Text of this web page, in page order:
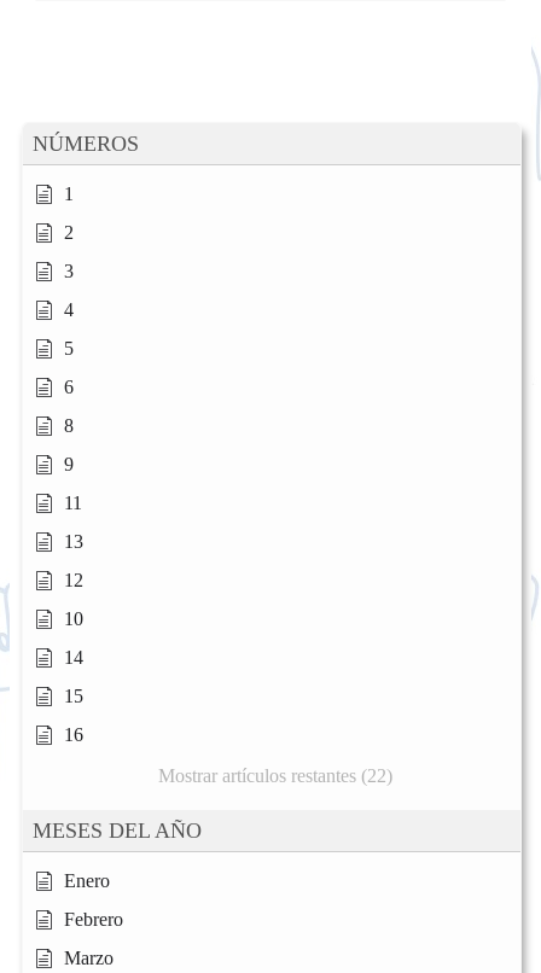
NÚMEROS
1
2
3
4
5
6
8
9
11
13
12
10
14
15
16
Mostrar artículos restantes (22)
MESES DEL AÑO
Enero
Febrero
Marzo